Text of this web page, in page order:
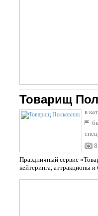
Товарищ
в
8
Праздничный сервис
кейтеринга, аттракционы